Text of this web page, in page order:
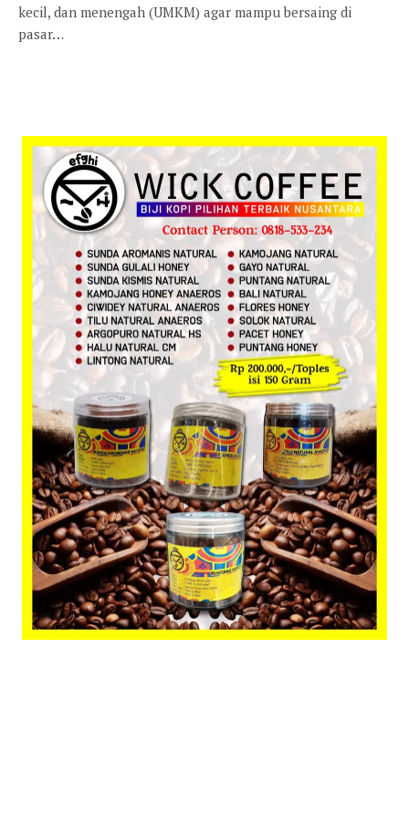
kecil, dan menengah (UMKM) agar mampu bersaing di
pasar…